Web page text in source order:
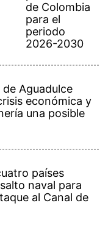
de Colombia
para el
periodo
2026-2030
Aguadulce
económica y
una posible
países
naval para
al Canal de